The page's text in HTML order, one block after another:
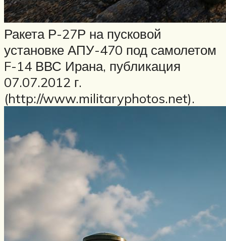
Ракета Р-27Р на пусковой
установке АПУ-470 под самолетом
F-14 ВВС Ирана, публикация
07.07.2012 г.
(http://www.militaryphotos.net).